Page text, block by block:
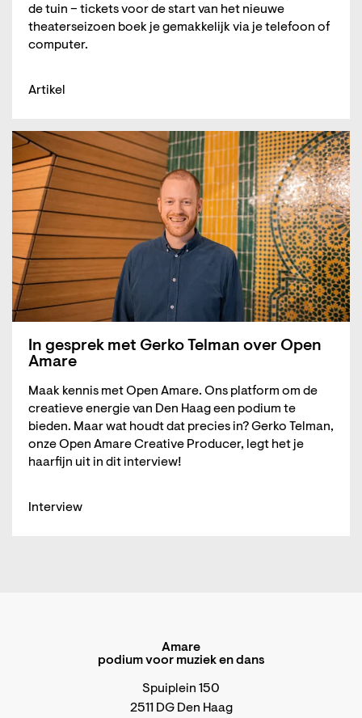
de tuin – tickets voor de start van het nieuwe
theaterseizoen boek je gemakkelijk via je telefoon of
computer.
Artikel
In gesprek met Gerko Telman over Open
Amare
Maak kennis met Open Amare. Ons platform om de
creatieve energie van Den Haag een podium te
bieden. Maar wat houdt dat precies in? Gerko Telman,
onze Open Amare Creative Producer, legt het je
haarfijn uit in dit interview!
Interview
Amare
podium voor muziek en dans
Spuiplein 150
2511 DG Den Haag